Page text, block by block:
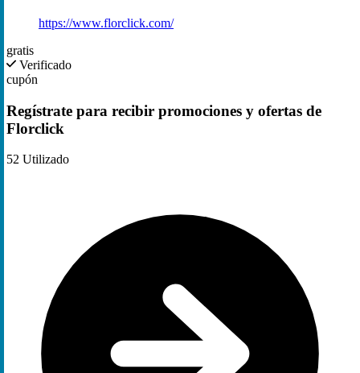
https://www.florclick.com/
gratis
Verificado
cupón
Regístrate para recibir promociones y ofertas de
Florclick
52 Utilizado